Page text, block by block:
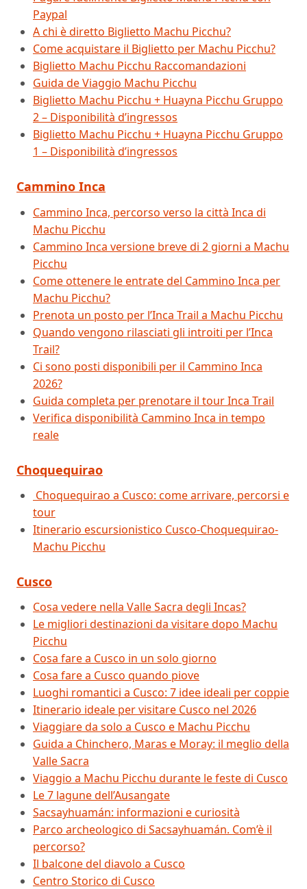
Paypal
A chi è diretto Biglietto Machu Picchu?
Come acquistare il Biglietto per Machu Picchu?
Biglietto Machu Picchu Raccomandazioni
Guida de Viaggio Machu Picchu
Biglietto Machu Picchu + Huayna Picchu Gruppo
2 – Disponibilità d’ingressos
Biglietto Machu Picchu + Huayna Picchu Gruppo
1 – Disponibilità d’ingressos
Cammino Inca
Cammino Inca, percorso verso la città Inca di
Machu Picchu
Cammino Inca versione breve di 2 giorni a Machu
Picchu
Come ottenere le entrate del Cammino Inca per
Machu Picchu?
Prenota un posto per l’Inca Trail a Machu Picchu
Quando vengono rilasciati gli introiti per l’Inca
Trail?
Ci sono posti disponibili per il Cammino Inca
2026?
Guida completa per prenotare il tour Inca Trail
Verifica disponibilità Cammino Inca in tempo
reale
Choquequirao
Choquequirao a Cusco: come arrivare, percorsi e
tour
Itinerario escursionistico Cusco-Choquequirao-
Machu Picchu
Cusco
Cosa vedere nella Valle Sacra degli Incas?
Le migliori destinazioni da visitare dopo Machu
Picchu
Cosa fare a Cusco in un solo giorno
Cosa fare a Cusco quando piove
Luoghi romantici a Cusco: 7 idee ideali per coppie
Itinerario ideale per visitare Cusco nel 2026
Viaggiare da solo a Cusco e Machu Picchu
Guida a Chinchero, Maras e Moray: il meglio della
Valle Sacra
Viaggio a Machu Picchu durante le feste di Cusco
Le 7 lagune dell’Ausangate
Sacsayhuamán: informazioni e curiosità
Parco archeologico di Sacsayhuamán. Com’è il
percorso?
Il balcone del diavolo a Cusco
Centro Storico di Cusco